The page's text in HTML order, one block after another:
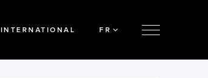
INTERNATIONAL FR